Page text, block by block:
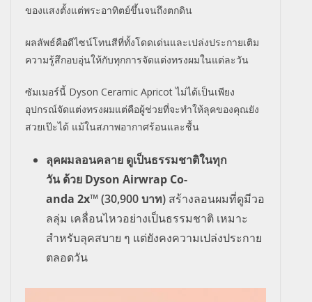
ของแสงตั้งแต่พระอาทิตย์ขึ้นจนถึงตกดิน
ผลลัพธ์คือดีไซน์โทนสีที่ทั้งโดดเด่นและเปล่งประกายเติม
ความรู้สึกอบอุ่นให้กับทุกการจัดแต่งทรงผมในแต่ละวัน
ซัมเมอร์นี้ Dyson Ceramic Apricotไม่ได้เป็นเพียง
อุปกรณ์จัดแต่งทรงผมแต่คือผู้ช่วยที่จะทำให้ลุคของคุณยัง
สวยเป๊ะได้ แม้ในสภาพอากาศร้อนและชื้น
ลุคผมลอนคลาย ดูเป็นธรรมชาติในทุก
วัน ด้วย Dyson Airwrap Co-
anda 2x™(30,900 บาท) สร้างลอนผมที่ดูมีวอ
ลลุ่ม เคลื่อนไหวอย่างเป็นธรรมชาติ เหมาะ
สำหรับลุคสบาย ๆ แต่ยังคงความเปล่งประกาย
ตลอดวัน